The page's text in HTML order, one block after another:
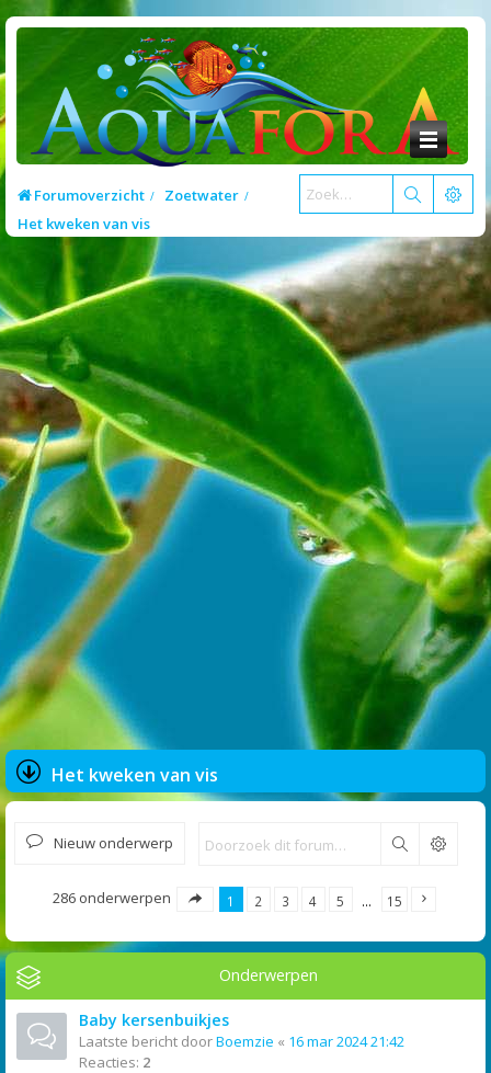
Forumoverzicht
Zoetwater
Het kweken van vis
Het kweken van vis
Nieuw onderwerp Zoek
286 onderwerpen 1 2 3 4 5 … 15
Onderwerpen
Baby kersenbuikjes
Laatste bericht doorBoemzie « 16 mar 2024 21:42
Reacties: 2